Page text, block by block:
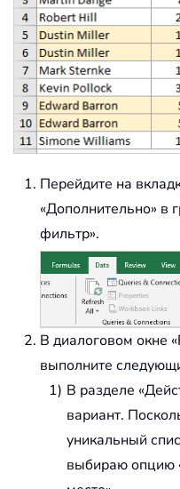
Перейдите на
«Дополнительно» в
фильтр».
В диалоговом окне
выполните
В разделе
вариант.
уникальный
выбираю опцию